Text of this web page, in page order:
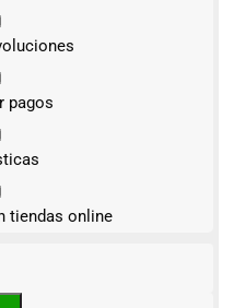
pagos
tiendas online